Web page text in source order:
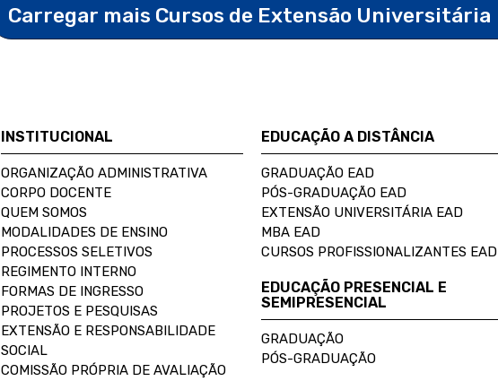
Carregar mais Cursos de Extensão Universitária
INSTITUCIONAL
ORGANIZAÇÃO ADMINISTRATIVA
CORPO DOCENTE
QUEM SOMOS
MODALIDADES DE ENSINO
PROCESSOS SELETIVOS
REGIMENTO INTERNO
FORMAS DE INGRESSO
PROJETOS E PESQUISAS
EXTENSÃO E RESPONSABILIDADE
SOCIAL
COMISSÃO PRÓPRIA DE AVALIAÇÃO
EDUCAÇÃO A DISTÂNCIA
GRADUAÇÃO EAD
PÓS-GRADUAÇÃO EAD
EXTENSÃO UNIVERSITÁRIA EAD
MBA EAD
CURSOS PROFISSIONALIZANTES EAD
EDUCAÇÃO PRESENCIAL E
SEMIPRESENCIAL
GRADUAÇÃO
PÓS-GRADUAÇÃO